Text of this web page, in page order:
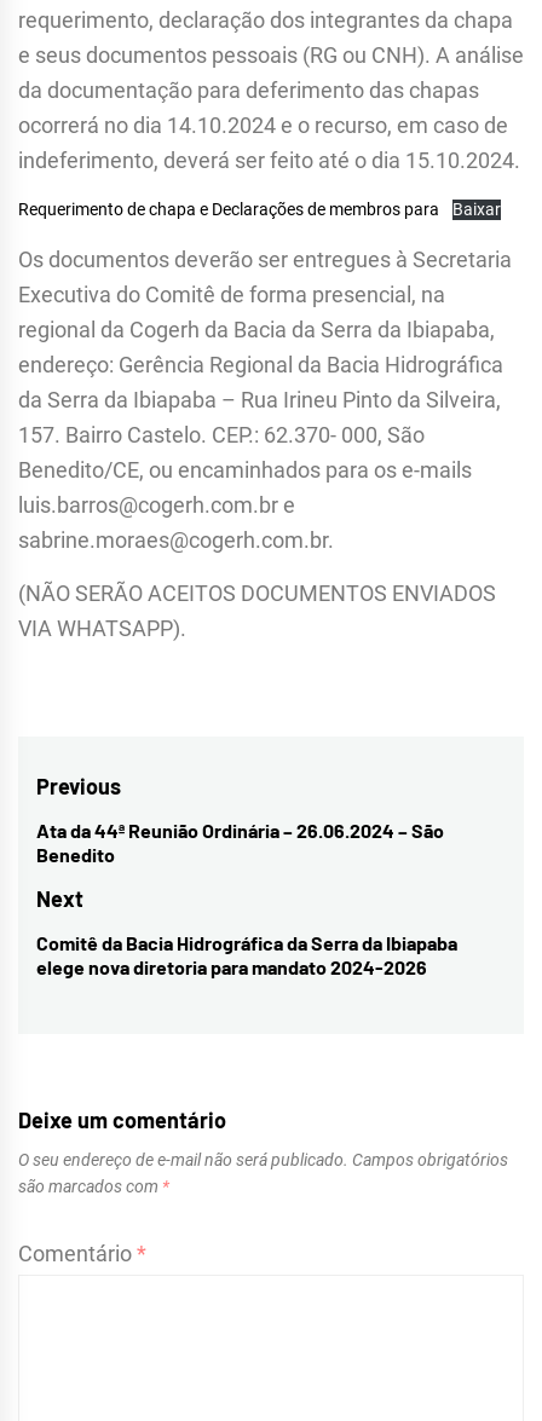
requerimento, declaração dos integrantes da chapa
e seus documentos pessoais (RG ou CNH). A análise
da documentação para deferimento das chapas
ocorrerá no dia 14.10.2024 e o recurso, em caso de
indeferimento, deverá ser feito até o dia 15.10.2024.
Requerimento de chapa e Declarações de membros para Baixar
Os documentos deverão ser entregues à Secretaria
Executiva do Comitê de forma presencial, na
regional da Cogerh da Bacia da Serra da Ibiapaba,
endereço: Gerência Regional da Bacia Hidrográfica
da Serra da Ibiapaba – Rua Irineu Pinto da Silveira,
157. Bairro Castelo. CEP.: 62.370- 000, São
Benedito/CE, ou encaminhados para os e-mails
luis.barros@cogerh.com.br e
sabrine.moraes@cogerh.com.br.
(NÃO SERÃO ACEITOS DOCUMENTOS ENVIADOS
VIA WHATSAPP).
Navegação
de
Previous
Previous
post:
Ata da 44ª Reunião Ordinária – 26.06.2024 – São
Benedito
Next
Next
post:
Comitê da Bacia Hidrográfica da Serra da Ibiapaba
elege nova diretoria para mandato 2024-2026
Deixe um comentário
O seu endereço de e-mail não será publicado. Campos obrigatórios
são marcados com *
Comentário*